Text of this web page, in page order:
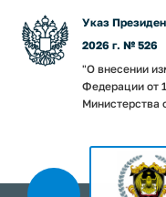
Указ
2026 г. № 526
"О внесении
Федерации от
Министерства